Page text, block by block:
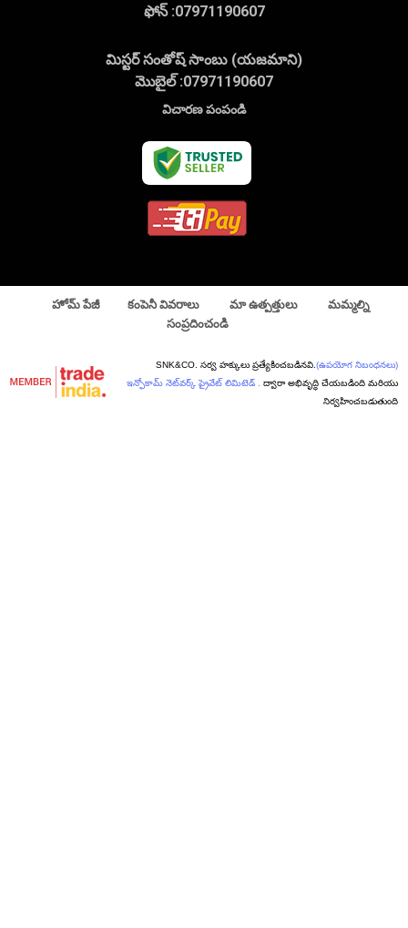
ఫోన్ :07971190607
మిస్టర్ సంతోష్ సాంబు (యజమాని)
మొబైల్ :07971190607
విచారణ పంపండి
హోమ్ పేజీ కంపెనీ వివరాలు మా ఉత్పత్తులు
మమ్మల్ని
సంప్రదించండి
SNK&CO. సర్వ హక్కులు ప్రత్యేకించబడినవి. (ఉపయోగ నిబంధనలు)
ఇన్ఫోకామ్ నెట్‌వర్క్ ప్రైవేట్ లిమిటెడ్ .
ద్వారా అభివృద్ధి చేయబడింది మరియు
నిర్వహించబడుతుంది